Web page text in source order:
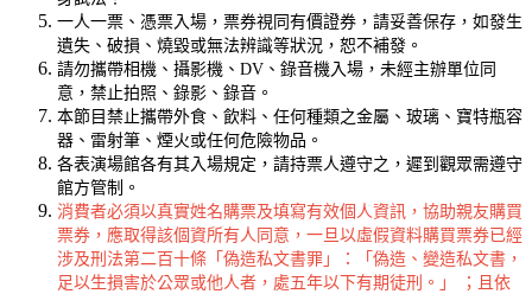
一人一票、憑票入場，票券視同有價證券，請妥善保存，如發生
遺失、破損、燒毀或無法辨識等狀況，恕不補發。
請勿攜帶相機、攝影機、DV、錄音機入場，未經主辦單位同
意，禁止拍照、錄影、錄音。
本節目禁止攜帶外食、飲料、任何種類之金屬、玻璃、寶特瓶容
器、雷射筆、煙火或任何危險物品。
各表演場館各有其入場規定，請持票人遵守之，遲到觀眾需遵守
館方管制。
消費者必須以真實姓名購票及填寫有效個人資訊，協助親友購買
票券，應取得該個資所有人同意，一旦以虛假資料購買票券已經
涉及刑法第二百十條「偽造私文書罪」：「偽造、變造私文書，
足以生損害於公眾或他人者，處五年以下有期徒刑。」 ；且依